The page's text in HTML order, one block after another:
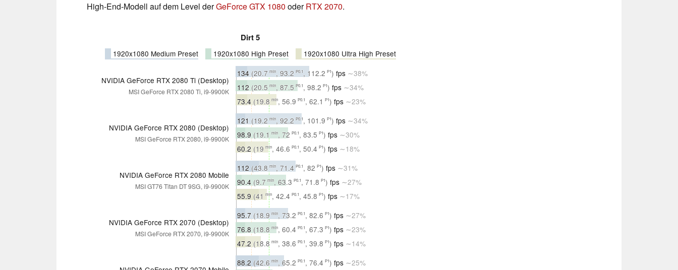
High-End-Modell auf dem Level derGeForce GTX 1080 oderRTX 2070.
Dirt 5
1920x1080 Medium Preset 1920x1080 High Preset 1920x1080 Ultra High Preset
NVIDIA GeForce RTX 2080 Ti (Desktop)
MSI GeForce RTX 2080 Ti, i9-9900K
134(20.7 min, 93.2 P0.1, 112.2 P1) fps ∼38%
112(20.5 min, 87.5 P0.1, 98.2 P1) fps ∼34%
73.4(19.8 min, 56.9 P0.1, 62.1 P1) fps ∼23%
NVIDIA GeForce RTX 2080 (Desktop)
MSI GeForce RTX 2080, i9-9900K
121(19.2 min, 92.2 P0.1, 101.9 P1) fps ∼34%
98.9(19.1 min, 72 P0.1, 83.5 P1) fps ∼30%
60.2(19 min, 46.6 P0.1, 50.4 P1) fps ∼18%
NVIDIA GeForce RTX 2080 Mobile
MSI GT76 Titan DT 9SG, i9-9900K
112 (43.8 min, 71.4 P0.1, 82 P1) fps ∼31%
90.4(9.7 min, 63.3 P0.1, 71.8 P1) fps ∼27%
55.9 (41 min, 42.4 P0.1, 45.8 P1) fps ∼17%
NVIDIA GeForce RTX 2070 (Desktop)
MSI GeForce RTX 2070, i9-9900K
95.7(18.9 min, 73.2 P0.1, 82.6 P1) fps ∼27%
76.8(18.8 min, 60.4 P0.1, 67.3 P1) fps ∼23%
47.2(18.8 min, 38.6 P0.1, 39.8 P1) fps ∼14%
88.2 (42.6 min, 65.2 P0.1, 76.4 P1) fps ∼25%